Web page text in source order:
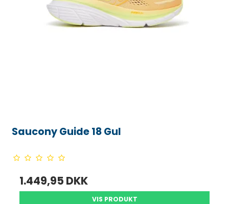
Saucony Guide 18 Gul
1.449,95 DKK
VIS PRODUKT